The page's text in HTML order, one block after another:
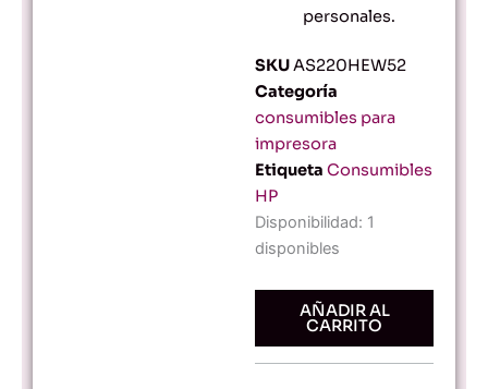
personales.
SKUAS220HEW52
Categoría
consumibles para
impresora
Etiqueta Consumibles
HP
Disponibilidad: 1
disponibles
Cartucho
de
Tinta
Negro
AÑADIR AL
CARRITO